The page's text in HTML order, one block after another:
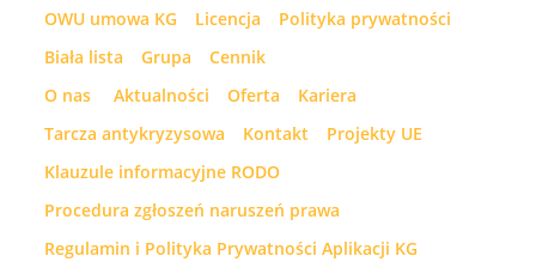
OWU umowa KG Licencja
Polityka prywatności
Biała lista
Grupa
Cennik
O nas
Aktualności Oferta
Kariera
Tarcza antykryzysowa
Kontakt
Projekty UE
Klauzule informacyjne RODO
Procedura zgłoszeń naruszeń prawa
Regulamin i Polityka Prywatności Aplikacji KG